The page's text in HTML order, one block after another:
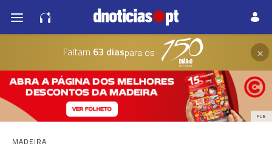
Faltam 63 diaspara os ×
PUB
MADEIRA